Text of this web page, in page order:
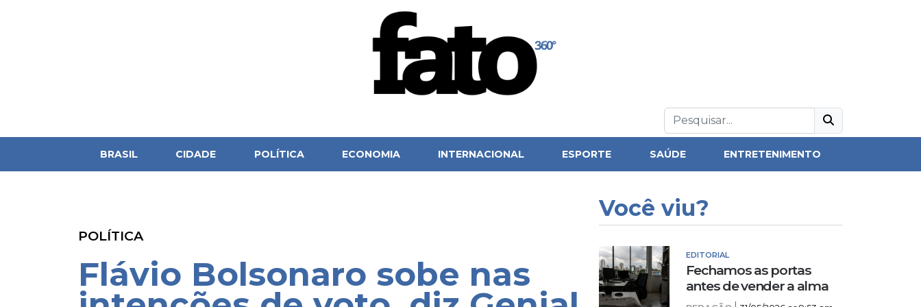
BRASIL CIDADE POLÍTICA ECONOMIA INTERNACIONAL ESPORTE SAÚDE ENTRETENIMENTO
POLÍTICA
Flávio Bolsonaro sobe nas
Você viu?
EDITORIAL
Fechamos as portas
antes de vender a alma